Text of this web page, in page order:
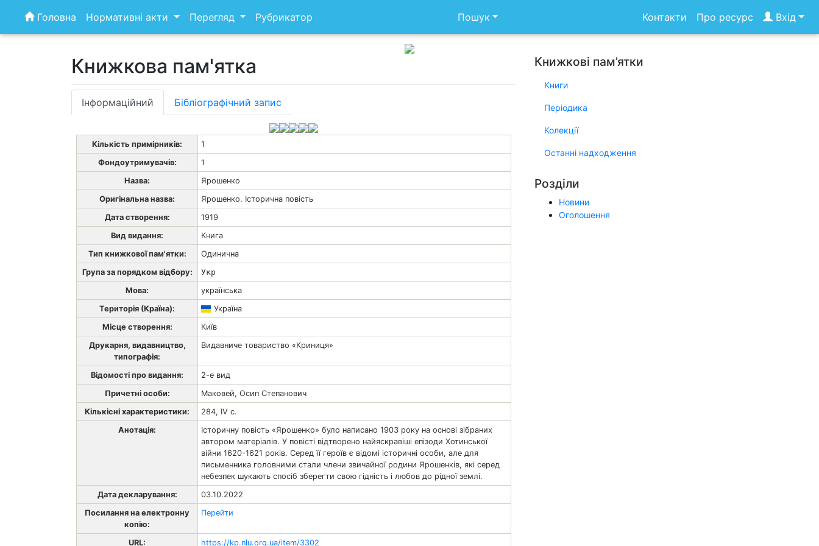
content
Головна Нормативні акти Перегляд Рубрикатор Пошук Контакти Про ресурс Вхід
Книжкова пам'ятка
Інформаційний Бібліографічний запис
Кількість примірників:
1
Фондоутримувачів:
1
Назва:
Ярошенко
Оригінальна назва:
Ярошенко. Історична повість
Дата створення:
1919
Вид видання:
Книга
Тип книжкової пам'ятки:
Одинична
Група за порядком відбору:
Укр
Мова:
українська
Територія (Країна):
Україна
Місце створення:
Київ
Друкарня, видавництво,
типографія:
Видавниче товариство «Криниця»
Відомості про видання:
2-е вид
Причетні особи:
Маковей, Осип Степанович
Кількісні характеристики:
284, IV с.
Анотація:
Історичну повість «Ярошенко» було написано 1903 року на основі зібраних
автором матеріалів. У повісті відтворено найяскравіші епізоди Хотинської
війни 1620-1621 років. Серед її героїв є відомі історичні особи, але для
письменника головними стали члени звичайної родини Ярошенків, які серед
небезпек шукають спосіб зберегти свою гідність і любов до рідної землі.
Дата декларування:
03.10.2022
Посилання на електронну
копію:
Перейти
URL: https://kp.nlu.org.ua/item/3302
Книжкові пам’ятки
Книги
Періодика
Колекції
Останні надходження
Розділи
Новини
Оголошення